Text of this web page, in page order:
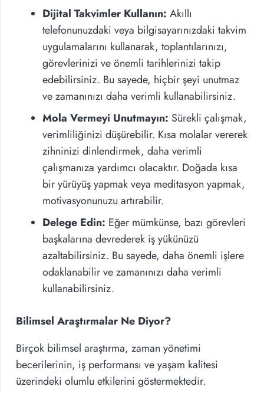
Dijital Takvimler Kullanın: Akıllı
telefonunuzdaki veya bilgisayarınızdaki takvim
uygulamalarını kullanarak, toplantılarınızı,
görevlerinizi ve önemli tarihlerinizi takip
edebilirsiniz. Bu sayede, hiçbir şeyi unutmaz
ve zamanınızı daha verimli kullanabilirsiniz.
Mola Vermeyi Unutmayın: Sürekli çalışmak,
verimliliğinizi düşürebilir. Kısa molalar vererek
zihninizi dinlendirmek, daha verimli
çalışmanıza yardımcı olacaktır. Doğada kısa
bir yürüyüş yapmak veya meditasyon yapmak,
motivasyonunuzu artırabilir.
Delege Edin: Eğer mümkünse, bazı görevleri
başkalarına devrederek iş yükünüzü
azaltabilirsiniz. Bu sayede, daha önemli işlere
odaklanabilir ve zamanınızı daha verimli
kullanabilirsiniz.
Bilimsel Araştırmalar Ne Diyor?
Birçok bilimsel araştırma, zaman yönetimi
becerilerinin, iş performansı ve yaşam kalitesi
üzerindeki olumlu etkilerini göstermektedir.